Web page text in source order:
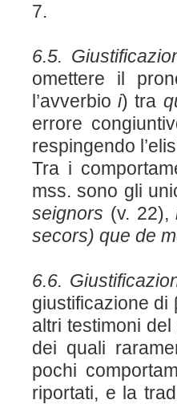
7.
6.5.
omettere il
l’avverbioi) tra
errore
respingendo
Tra i
mss. sono gli
seignors (v. 22),
secors) que de
6.6.
giustificazione
altri testimoni
dei quali
pochi
riportati, e la